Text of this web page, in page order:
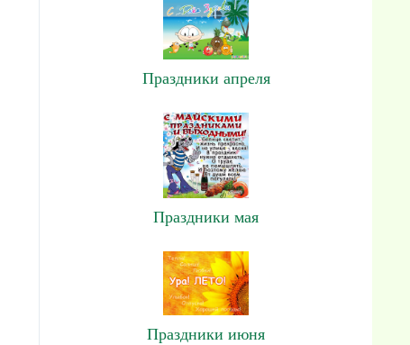
Праздники апреля
Праздники мая
Праздники июня